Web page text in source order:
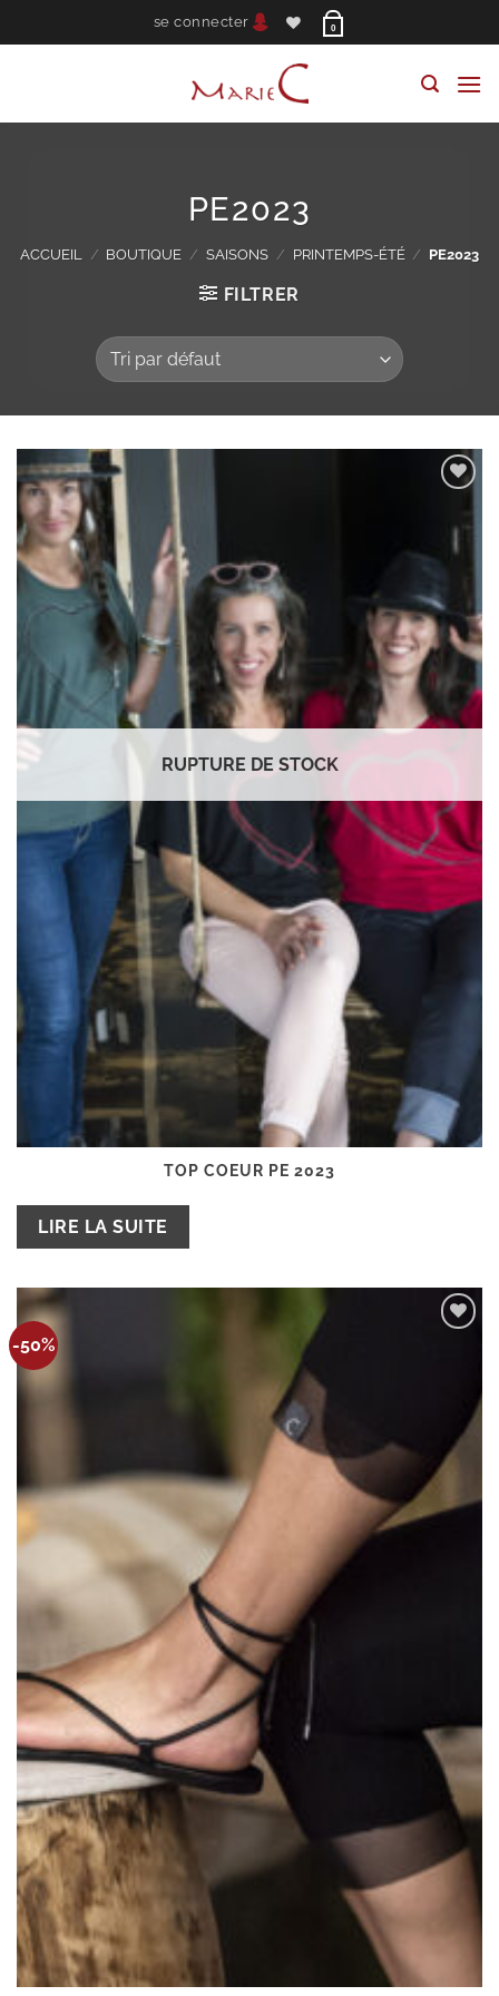
au
se connecter 0
PE2023
ACCUEIL / BOUTIQUE / SAISONS / PRINTEMPS-ÉTÉ / PE2023
FILTRER
Ajouter
RUPTURE DE STOCK
TOP COEUR PE 2023
LIRE LA SUITE
-50%
Ajouter